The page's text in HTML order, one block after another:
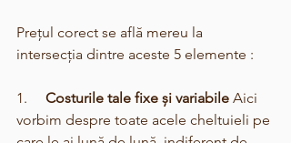
Prețul corect se află mereu la
intersecția dintre aceste 5 elemente :
1. Costurile tale fixe și variabile Aici
vorbim despre toate acele cheltuieli pe